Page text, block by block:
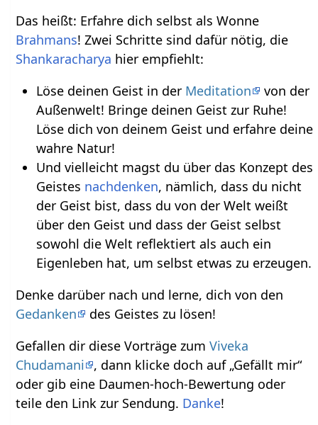
Das heißt: Erfahre dich selbst als Wonne
Brahmans! Zwei Schritte sind dafür nötig, die
Shankaracharya hier empfiehlt:
Löse deinen Geist in der Meditation
von der
Außenwelt! Bringe deinen Geist zur Ruhe!
Löse dich von deinem Geist und erfahre deine
wahre Natur!
Und vielleicht magst du über das Konzept des
Geistes nachdenken, nämlich, dass du nicht
der Geist bist, dass du von der Welt weißt
über den Geist und dass der Geist selbst
sowohl die Welt reflektiert als auch ein
Eigenleben hat, um selbst etwas zu erzeugen.
Denke darüber nach und lerne, dich von den
Gedanken
des Geistes zu lösen!
Gefallen dir diese Vorträge zumViveka
Chudamani
, dann klicke doch auf „Gefällt mir“
oder gib eine Daumen-hoch-Bewertung oder
teile den Link zur Sendung. Danke!